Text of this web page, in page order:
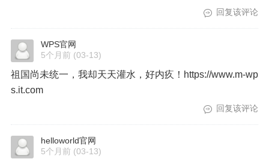
回复该评论
WPS官网
5个月前 (03-13)
祖国尚未统一，我却天天灌水，好内疚！https://www.m-wp
s.it.com
回复该评论
helloworld官网
5个月前 (03-13)